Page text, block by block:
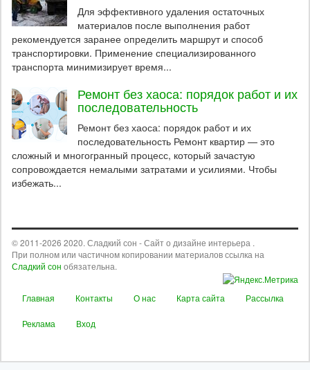
Для эффективного удаления остаточных
материалов после выполнения работ
рекомендуется заранее определить маршрут и способ
транспортировки. Применение специализированного
транспорта минимизирует время...
Ремонт без хаоса: порядок работ и их
последовательность
Ремонт без хаоса: порядок работ и их
последовательность Ремонт квартир — это
сложный и многогранный процесс, который зачастую
сопровождается немалыми затратами и усилиями. Чтобы
избежать...
© 2011-2026 2020. Сладкий сон - Сайт о дизайне интерьера .
При полном или частичном копировании материалов ссылка на
Сладкий сон обязательна.
Главная Контакты О нас Карта сайта Рассылка
Реклама Вход